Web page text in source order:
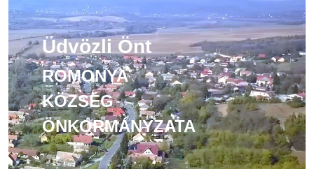
Üdvözli Önt
ROMONYA
KÖZSÉG
ÖNKORMÁNYZATA